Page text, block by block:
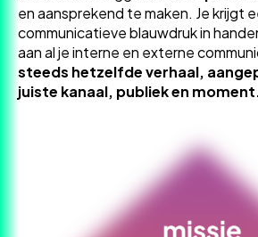
en aansprekend te maken. Je krijgt
communicatieve blauwdruk in
aan al je interne en externe
steeds hetzelfde verhaal,
juiste kanaal, publiek en